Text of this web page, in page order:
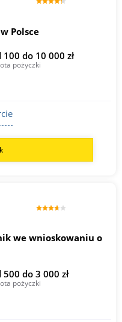
Polsce
100 do 10 000 zł
pożyczki
we wnioskowaniu o
500 do 3 000 zł
pożyczki